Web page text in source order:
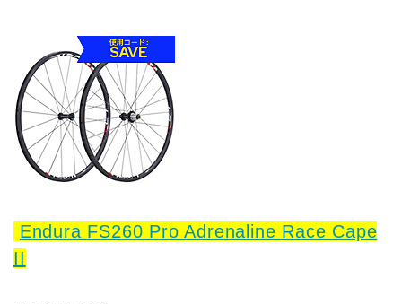
Endura FS260 Pro Adrenaline Race Cape
II